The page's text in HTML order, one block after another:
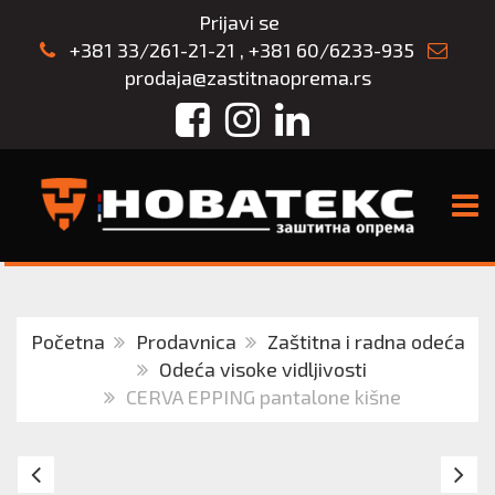
Prijavi se
+381 33/261-21-21 , +381 60/6233-935
prodaja@zastitnaoprema.rs
FacebookInstagram
LinkedIn
Početna Prodavnica
Zaštitna i radna odeća
Odeća visoke vidljivosti
CERVA EPPING pantalone kišne
CERVA